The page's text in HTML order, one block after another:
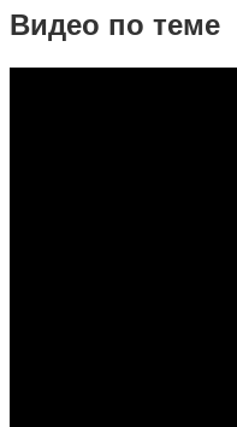
Видео по теме